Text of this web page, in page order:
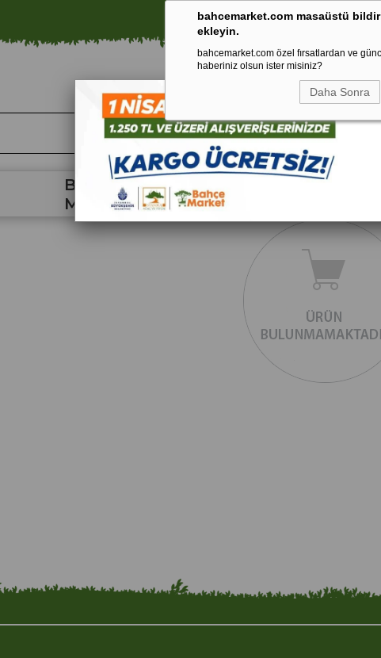
bahcemarket.com masaüstü
ekleyin.
bahcemarket.com özel fırsatlardan ve
haberiniz olsun ister misiniz?
Daha Sonra
🚀 1250 TL ÜZERİ ALIŞVERİŞLERDE
ARA
Bahçe
Malzemeleri